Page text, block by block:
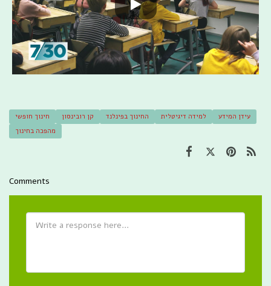
חינוך חופשי קן רובינסון החינוך בפינלנד למידה דיגיטלית
עידן המידע
מהפכה בחינוך
Comments